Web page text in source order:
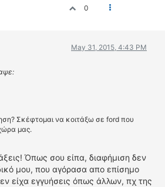
0
May 31, 2015, 4:43 PM
Σκέφτομαι να κοιτάξω σε ford που
μας.
Όπως σου είπα, διαφήμιση δεν
μου, που αγόρασα απο επίσημο
είχα εγγυήσεις όπως άλλων, πχ της